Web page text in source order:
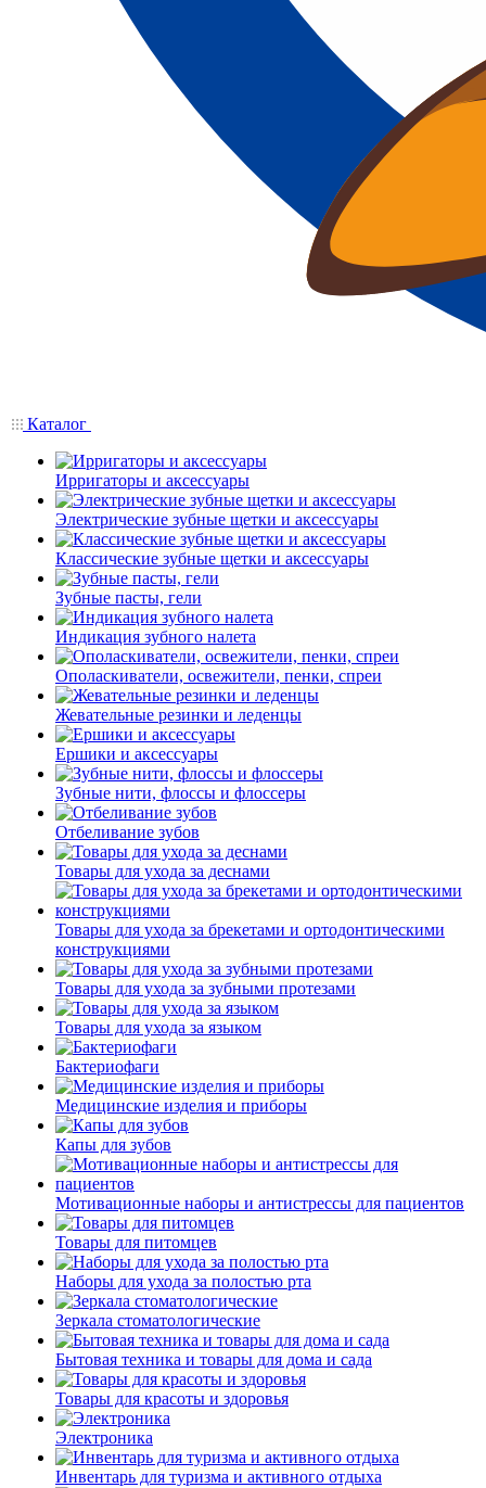
Каталог
Ирригаторы и аксессуары
Электрические зубные щетки и аксессуары
Классические зубные щетки и аксессуары
Зубные пасты, гели
Индикация зубного налета
Ополаскиватели, освежители, пенки, спреи
Жевательные резинки и леденцы
Ершики и аксессуары
Зубные нити, флоссы и флоссеры
Отбеливание зубов
Товары для ухода за деснами
Товары для ухода за брекетами и ортодонтическими
конструкциями
Товары для ухода за зубными протезами
Товары для ухода за языком
Бактериофаги
Медицинские изделия и приборы
Капы для зубов
Мотивационные наборы и антистрессы для пациентов
Товары для питомцев
Наборы для ухода за полостью рта
Зеркала стоматологические
Бытовая техника и товары для дома и сада
Товары для красоты и здоровья
Электроника
Инвентарь для туризма и активного отдыха